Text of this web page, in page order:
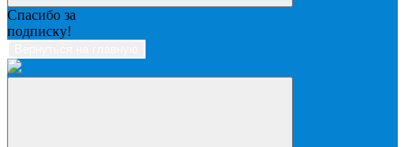
Спасибо за
подписку!